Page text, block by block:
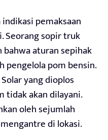
pemaksaan
Seorang sopir truk
aturan sepihak
pom bensin.
yang dioplos
tidak akan dilayani.
oleh sejumlah
di lokasi.